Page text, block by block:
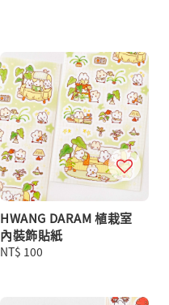
HWANG DARAM 植栽室
內裝飾貼紙
Regular
NT$ 100